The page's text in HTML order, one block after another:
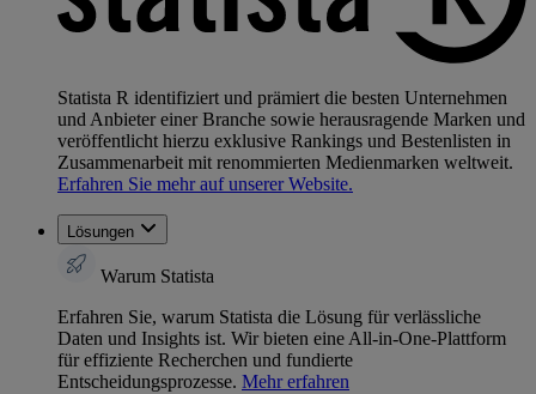
Statista R identifiziert und prämiert die besten Unternehmen
und Anbieter einer Branche sowie herausragende Marken und
veröffentlicht hierzu exklusive Rankings und Bestenlisten in
Zusammenarbeit mit renommierten Medienmarken weltweit.
Erfahren Sie mehr auf unserer Website.
Lösungen
Warum Statista
Erfahren Sie, warum Statista die Lösung für verlässliche
Daten und Insights ist. Wir bieten eine All-in-One-Plattform
für effiziente Recherchen und fundierte
Entscheidungsprozesse. Mehr erfahren